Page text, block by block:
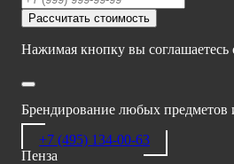
Рассчитать стоимость
Нажимая кнопку вы соглашаетесь
Брендирование любых предметов
+7 (495) 134-00-63
Пенза